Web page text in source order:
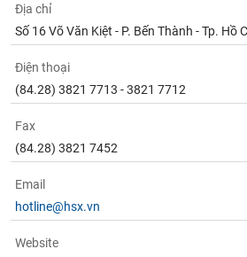
Địa chỉ
Số 16 Võ Văn Kiệt - P. Bến Thành - Tp. Hồ
Điện thoại
(84.28) 3821 7713 - 3821 7712
Fax
(84.28) 3821 7452
Email
hotline@hsx.vn
Website